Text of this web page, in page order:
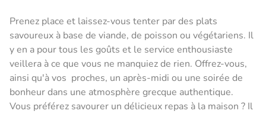
Prenez place et laissez-vous tenter par des plats
savoureux à base de viande, de poisson ou végétariens. Il
y en a pour tous les goûts et le service enthousiaste
veillera à ce que vous ne manquiez de rien. Offrez-vous,
ainsi qu'à vos proches, un après-midi ou une soirée de
bonheur dans une atmosphère grecque authentique.
Vous préférez savourer un délicieux repas à la maison ? Il